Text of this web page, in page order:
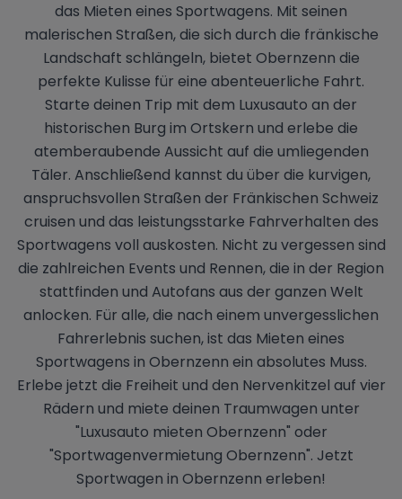
das Mieten eines Sportwagens. Mit seinen
malerischen Straßen, die sich durch die fränkische
Landschaft schlängeln, bietet Obernzenn die
perfekte Kulisse für eine abenteuerliche Fahrt.
Starte deinen Trip mit dem Luxusauto an der
historischen Burg im Ortskern und erlebe die
atemberaubende Aussicht auf die umliegenden
Täler. Anschließend kannst du über die kurvigen,
anspruchsvollen Straßen der Fränkischen Schweiz
cruisen und das leistungsstarke Fahrverhalten des
Sportwagens voll auskosten. Nicht zu vergessen sind
die zahlreichen Events und Rennen, die in der Region
stattfinden und Autofans aus der ganzen Welt
anlocken. Für alle, die nach einem unvergesslichen
Fahrerlebnis suchen, ist das Mieten eines
Sportwagens in Obernzenn ein absolutes Muss.
Erlebe jetzt die Freiheit und den Nervenkitzel auf vier
Rädern und miete deinen Traumwagen unter
"Luxusauto mieten Obernzenn" oder
"Sportwagenvermietung Obernzenn". Jetzt
Sportwagen in Obernzenn erleben!